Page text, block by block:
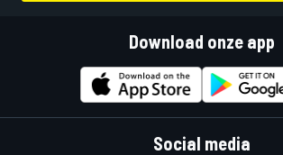
Download onze app
Social media